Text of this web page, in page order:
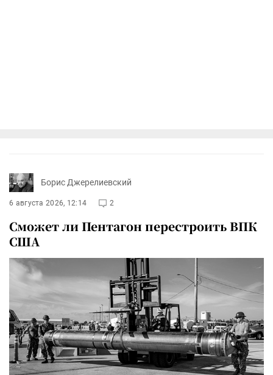
Борис Джерелиевский
6 августа 2026, 12:14 2
Сможет ли Пентагон перестроить ВПК
США